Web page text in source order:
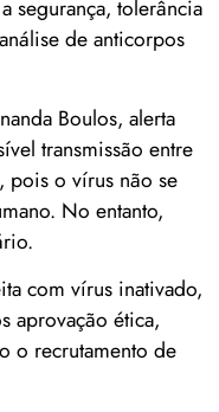
segurança, tolerância
de anticorpos
Boulos, alerta
transmissão entre
pois o vírus não se
No entanto,
com vírus inativado,
aprovação ética,
o recrutamento de